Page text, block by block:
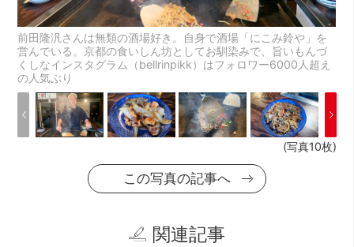
前田隆汎さんは無類の酒場好き。自身で酒場「にこみ鈴や」を
営んでいる。京都の食いしん坊としてお馴染みで、旨いもんづ
くしなインスタグラム（bellrinpikk）はフォロワー6000人超え
の人気ぶり
(写真10枚)
この写真の記事へ
関連記事